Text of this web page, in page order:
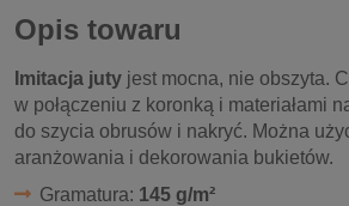
Opis towaru
Imitacja juty jest mocna, nie obszyta.
w połączeniu z koronką i materiałami
do szycia obrusów i nakryć. Można
aranżowania i dekorowania bukietów.
Gramatura: 145 g/m²